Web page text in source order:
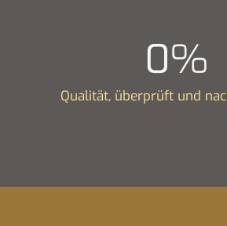
0%
Qualität, überprüft und